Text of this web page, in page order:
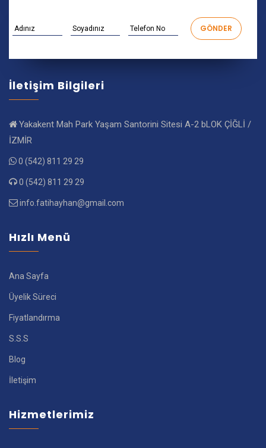
İletişim Bilgileri
Yakakent Mah Park Yaşam Santorini Sitesi A-2 bLOK ÇİĞLİ /
İZMİR
0 (542) 811 29 29
0 (542) 811 29 29
info.fatihayhan@gmail.com
Hızlı Menü
Ana Sayfa
Üyelik Süreci
Fiyatlandırma
S.S.S
Blog
İletişim
Hizmetlerimiz